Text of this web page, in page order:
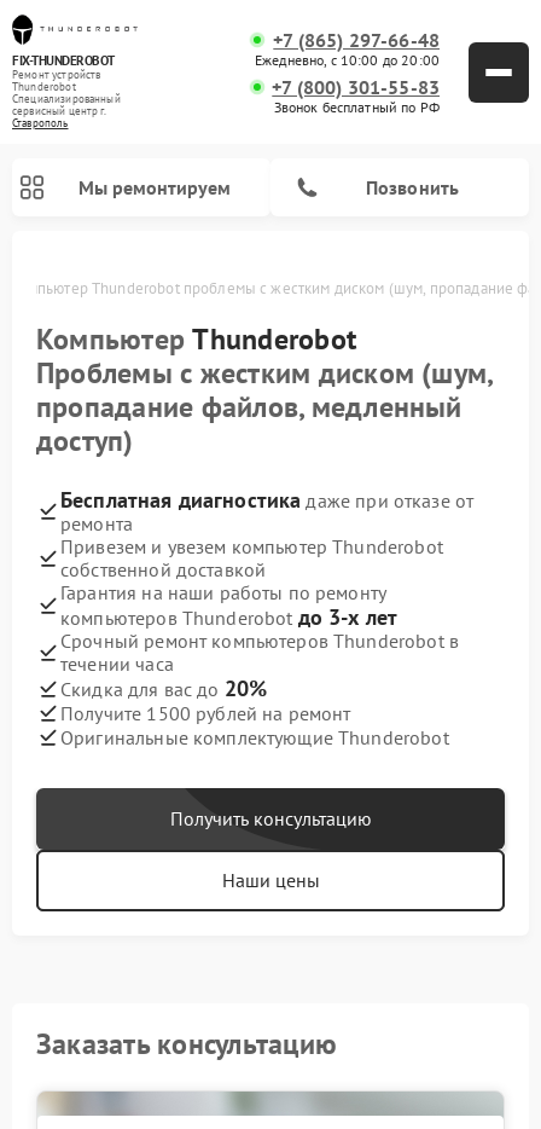
FIX-THUNDEROBOT
Ремонт устройств
Thunderobot
Специализированный
cервисный центр г.
Ставрополь
+7 (865) 297-66-48
Ежедневно, с 10:00 до 20:00
+7 (800) 301-55-83
Звонок бесплатный по РФ
Мы ремонтируем Позвонить
Компьютер Thunderobot проблемы с жестким диском (шум, пропадание
КомпьютерThunderobot
Проблемы с жестким диском (шум,
пропадание файлов, медленный
доступ)
Бесплатная диагностика даже при отказе от
ремонта
Привезем и увезем компьютер Thunderobot
собственной доставкой
Гарантия на наши работы по ремонту
компьютеров Thunderobot до 3-х лет
Срочный ремонт компьютеров Thunderobot в
течении часа
Скидка для вас до 20%
Получите 1500 рублей на ремонт
Оригинальные комплектующие Thunderobot
Получить консультацию
Наши цены
Заказать консультацию